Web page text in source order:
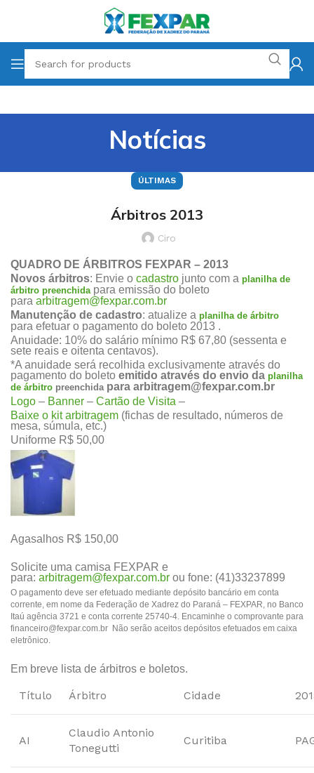
Notícias
ÚLTIMAS
Árbitros 2013
Ciro
QUADRO DE ÁRBITROS FEXPAR – 2013
Novos árbitros: Envie o cadastro junto com a planilha de
árbitro preenchida para emissão do boleto
para arbitragem@fexpar.com.br
Manutenção de cadastro: atualize a planilha de árbitro
para efetuar o pagamento do boleto 2013 .
Anuidade: 10% do salário mínimo R$ 67,80 (sessenta e
sete reais e oitenta centavos).
*A anuidade será recolhida exclusivamente através do
pagamento do boleto emitido através do envio da planilha
de árbitro preenchida para arbitragem@fexpar.com.br
Logo – Banner – Cartão de Visita –
Baixe o kit arbitragem (fichas de resultado, números de
mesa, súmula, etc.)
Uniforme R$ 50,00
Agasalhos R$ 150,00
Solicite uma camisa FEXPAR e
para: arbitragem@fexpar.com.br ou fone: (41)33237899
O pagamento deve ser efetuado mediante depósito bancário em conta
corrente, em nome da Federação de Xadrez do Paraná – FEXPAR, no Banco
Itaú agência 3721 e conta corrente 25740-4. Encaminhe o comprovante para
financeiro@fexpar.com.br Não serão aceitos depósitos efetuados em caixa
eletrônico.
Em breve lista de árbitros e boletos.
Título Árbitro Cidade
AI
Claudio Antonio
Tonegutti
Curitiba